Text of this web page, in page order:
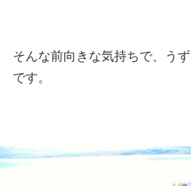
そんな前向きな気持ちで、う
です。